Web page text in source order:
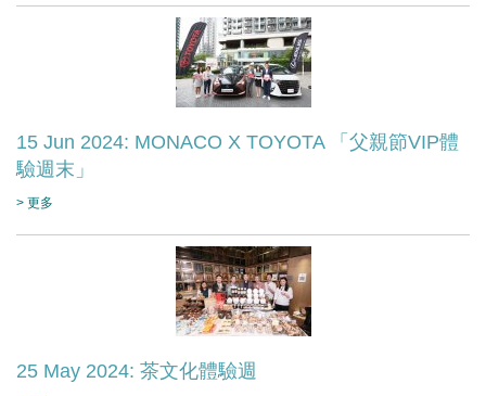
15 Jun 2024: MONACO X TOYOTA 「父親節VIP體
驗週末」
> 更多
25 May 2024: 茶文化體驗週